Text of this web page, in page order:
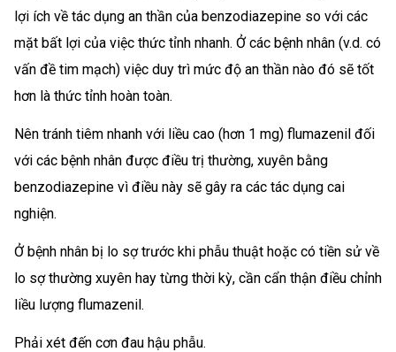
lợi ích về tác dụng an thần của benzodiazepine so với các
mặt bất lợi của việc thức tỉnh nhanh. Ở các bệnh nhân (v.d. có
vấn đề tim mạch) việc duy trì mức độ an thần nào đó sẽ tốt
hơn là thức tỉnh hoàn toàn.
Nên tránh tiêm nhanh với liều cao (hơn 1 mg) flumazenil đối
với các bệnh nhân được điều trị thường, xuyên bằng
benzodiazepine vì điều này sẽ gây ra các tác dụng cai
nghiện.
Ở bệnh nhân bị lo sợ trước khi phẫu thuật hoặc có tiền sử về
lo sợ thường xuyên hay từng thời kỳ, cần cẩn thận điều chỉnh
liều lượng flumazenil.
Phải xét đến cơn đau hậu phẫu.